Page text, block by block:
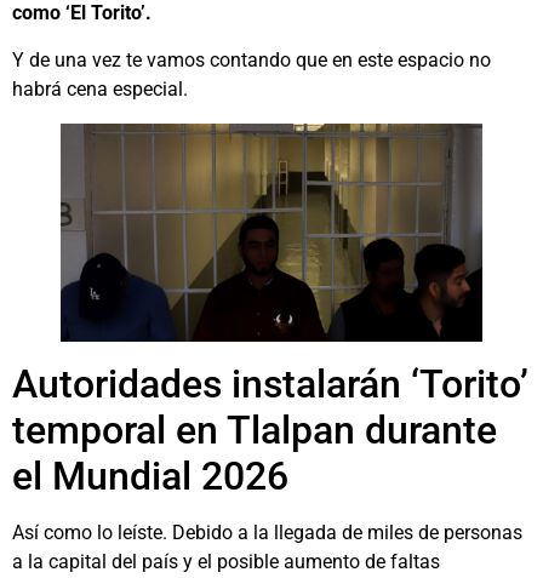
como ‘El Torito’.
Y de una vez te vamos contando que en este espacio no
habrá cena especial.
Autoridades instalarán ‘Torito’
temporal en Tlalpan durante
el Mundial 2026
Así como lo leíste. Debido a la llegada de miles de personas
a la capital del país y el posible aumento de faltas